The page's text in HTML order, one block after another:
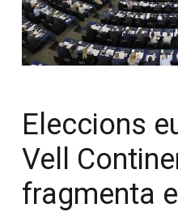
Eleccions
Vell
fragmenta